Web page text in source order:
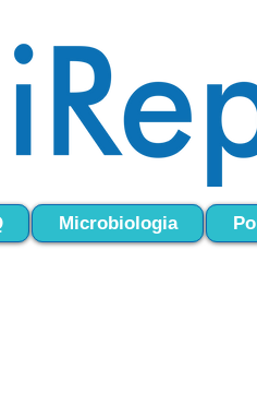
Microbiologia